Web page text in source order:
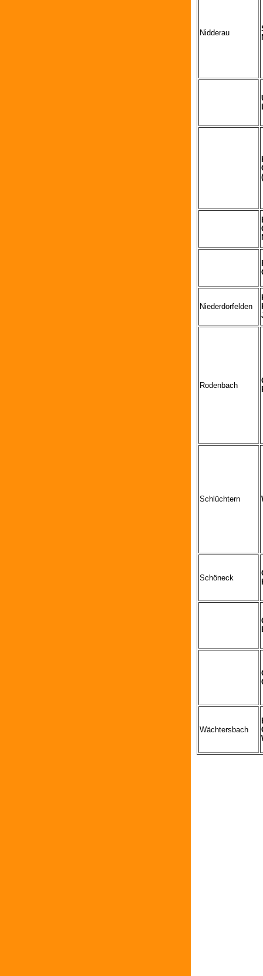
Nidderau
Niederdorfelden
Rodenbach
Schlüchtern
Schöneck
Wächtersbach